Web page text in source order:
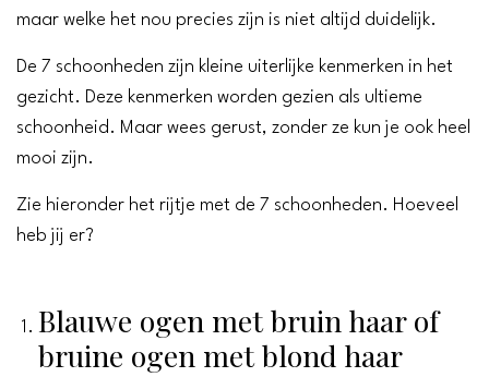
maar welke het nou precies zijn is niet altijd duidelijk.
De 7 schoonheden zijn kleine uiterlijke kenmerken in het
gezicht. Deze kenmerken worden gezien als ultieme
schoonheid. Maar wees gerust, zonder ze kun je ook heel
mooi zijn.
Zie hieronder het rijtje met de 7 schoonheden. Hoeveel
heb jij er?
Blauwe ogen met bruin haar of
bruine ogen met blond haar